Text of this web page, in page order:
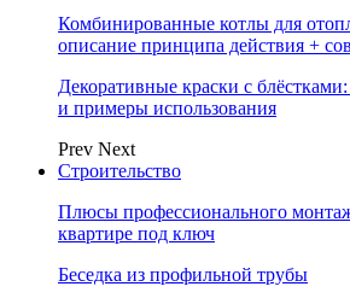
Комбинированные котлы для
описание принципа действия +
Декоративные краски с
и примеры использования
Prev Next
Строительство
Плюсы профессионального
квартире под ключ
Беседка из профильной трубы